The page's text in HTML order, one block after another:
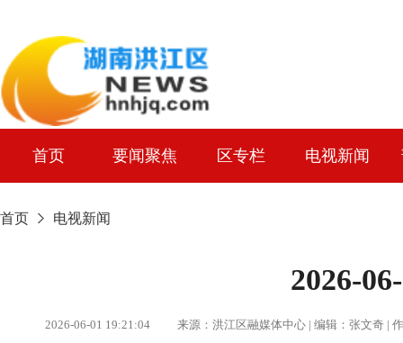
首页 要闻聚焦 区专栏 电视新闻
首页 电视新闻
2026-
2026-06-01 19:21:04 来源：洪江区融媒体中心 | 编辑：张文奇